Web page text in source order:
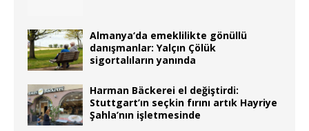
Almanya‘da emeklilikte gönüllü
danışmanlar: Yalçın Çölük
sigortalıların yanında
Harman Bäckerei el değiştirdi:
Stuttgart’ın seçkin fırını artık Hayriye
Şahla’nın işletmesinde